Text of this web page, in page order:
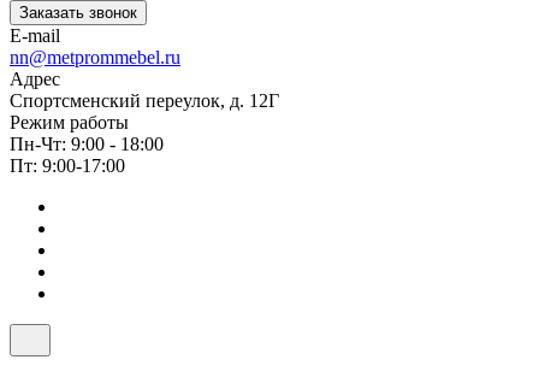
Заказать звонок
E-mail
nn@metprommebel.ru
Адрес
Спортсменский переулок, д. 12Г
Режим работы
Пн-Чт: 9:00 - 18:00
Пт: 9:00-17:00